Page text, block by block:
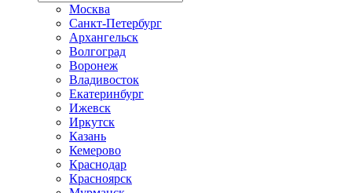
Москва
Санкт-Петербург
Архангельск
Волгоград
Воронеж
Владивосток
Екатеринбург
Ижевск
Иркутск
Казань
Кемерово
Краснодар
Красноярск